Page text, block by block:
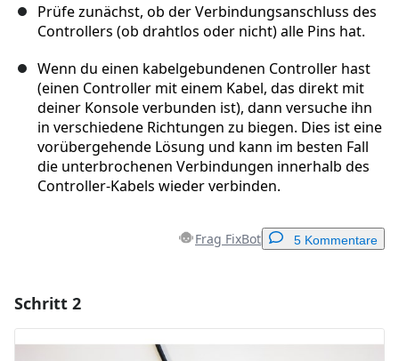
Prüfe zunächst, ob der Verbindungsanschluss des
Controllers (ob drahtlos oder nicht) alle Pins hat.
Wenn du einen kabelgebundenen Controller hast
(einen Controller mit einem Kabel, das direkt mit
deiner Konsole verbunden ist), dann versuche ihn
in verschiedene Richtungen zu biegen. Dies ist eine
vorübergehende Lösung und kann im besten Fall
die unterbrochenen Verbindungen innerhalb des
Controller-Kabels wieder verbinden.
Frag FixBot 5 Kommentare
Kommentar hinzufügen
Schritt 2